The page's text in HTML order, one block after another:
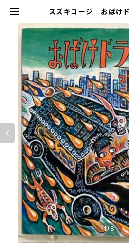
スズキコージ おばけ
ボックス
1/8